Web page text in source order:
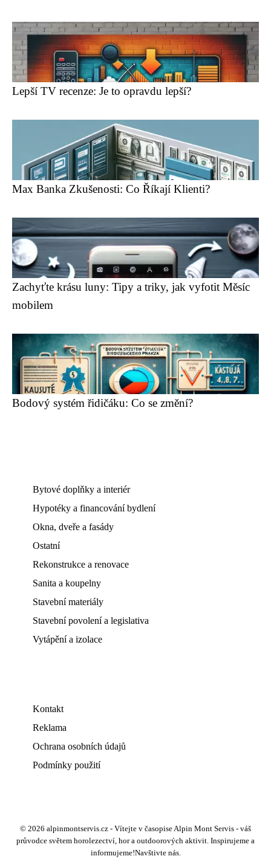
Lepší TV recenze: Je to opravdu lepší?
Max Banka Zkušenosti: Co Říkají Klienti?
Zachyťte krásu luny: Tipy a triky, jak vyfotit Měsíc
mobilem
Bodový systém řidičáku: Co se změní?
Bytové doplňky a interiér
Hypotéky a financování bydlení
Okna, dveře a fasády
Ostatní
Rekonstrukce a renovace
Sanita a koupelny
Stavební materiály
Stavební povolení a legislativa
Vytápění a izolace
Kontakt
Reklama
Ochrana osobních údajů
Podmínky použití
© 2026 alpinmontservis.cz - Vítejte v časopise Alpin Mont Servis - váš
průvodce světem horolezectví, hor a outdoorových aktivit. Inspirujeme a
informujeme!Navštivte nás.